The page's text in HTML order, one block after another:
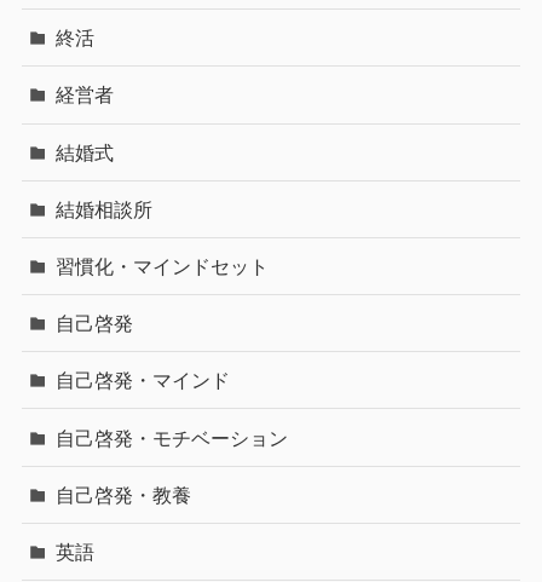
終活
経営者
結婚式
結婚相談所
習慣化・マインドセット
自己啓発
自己啓発・マインド
自己啓発・モチベーション
自己啓発・教養
英語